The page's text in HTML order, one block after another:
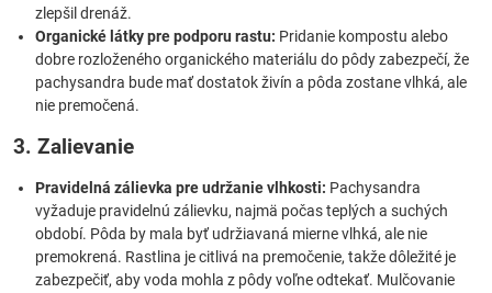
zlepšil drenáž.
Organické látky pre podporu rastu: Pridanie kompostu alebo
dobre rozloženého organického materiálu do pôdy zabezpečí, že
pachysandra bude mať dostatok živín a pôda zostane vlhká, ale
nie premočená.
3. Zalievanie
Pravidelná zálievka pre udržanie vlhkosti: Pachysandra
vyžaduje pravidelnú zálievku, najmä počas teplých a suchých
období. Pôda by mala byť udržiavaná mierne vlhká, ale nie
premokrená. Rastlina je citlivá na premočenie, takže dôležité je
zabezpečiť, aby voda mohla z pôdy voľne odtekať. Mulčovanie